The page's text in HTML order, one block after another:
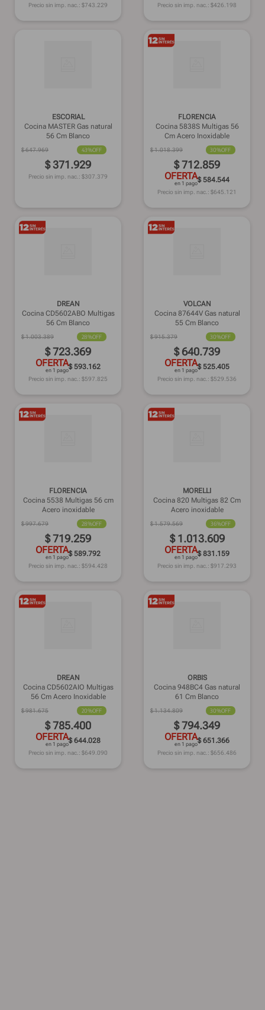
Precio sin imp. nac.: $743.229 Precio sin imp. nac.: $426.198
ESCORIAL
Cocina MASTER Gas natural
56 Cm Blanco
$647.969 43%OFF
$371.929
Precio sin imp. nac.: $307.379
FLORENCIA
Cocina 5838S Multigas 56
Cm Acero Inoxidable
$1.018.399 30%OFF
$712.859
OFERTA
en 1 pago$ 584.544
Precio sin imp. nac.: $645.121
DREAN
Cocina CD5602ABO Multigas
56 Cm Blanco
$1.003.389 28%OFF
$723.369
OFERTA
en 1 pago$ 593.162
Precio sin imp. nac.: $597.825
VOLCAN
Cocina 87644V Gas natural
55 Cm Blanco
$915.379 30%OFF
$ 640.739
OFERTA
en 1 pago$ 525.405
Precio sin imp. nac.: $529.536
FLORENCIA
Cocina 5538 Multigas 56 cm
Acero inoxidable
$997.679 28%OFF
$719.259
OFERTA
en 1 pago$ 589.792
Precio sin imp. nac.: $594.428
MORELLI
Cocina 820 Multigas 82 Cm
Acero inoxidable
$1.579.569 36%OFF
$ 1.013.609
OFERTA
en 1 pago$ 831.159
Precio sin imp. nac.: $917.293
DREAN
Cocina CD5602AIO Multigas
56 Cm Acero Inoxidable
$981.675 20%OFF
$785.400
OFERTA
en 1 pago$ 644.028
Precio sin imp. nac.: $649.090
ORBIS
Cocina 948BC4 Gas natural
61 Cm Blanco
$1.134.809 30%OFF
$794.349
OFERTA
en 1 pago$ 651.366
Precio sin imp. nac.: $656.486